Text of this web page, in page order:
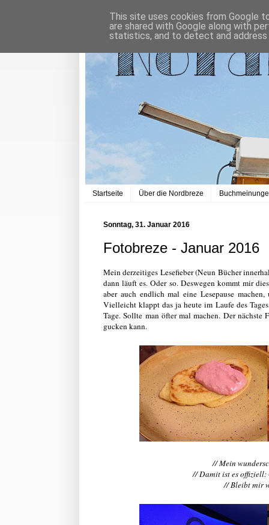
Startseite Über die Nordbreze
Sonntag, 31. Januar 2016
Fotobreze - Januar 2016
Mein derzeitiges Lesefieber (Neun Bücher
dann läuft es. Oder so. Deswegen kommt mir
aber auch endlich mal eine Lesepause
Vielleicht klappt das ja heute im Laufe des
Tage. Sollte man öfter mal machen. Der nächste
gucken kann.
// Mein
// Damit ist es offiziell:
// Bleibt mir
This site uses cookies from Google
are shared with Google along with
statistics, and to detect and address